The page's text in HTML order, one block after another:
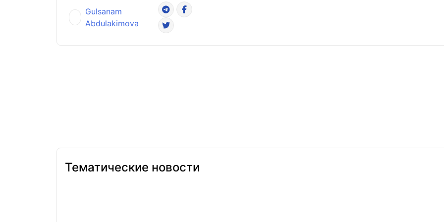
Gulsanam
Abdulakimova
Тематические новости